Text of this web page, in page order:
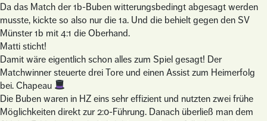
Da das Match der 1b-Buben witterungsbedingt abgesagt werden
musste, kickte so also nur die 1a. Und die behielt gegen den SV
Münster 1b mit 4:1 die Oberhand.
Matti sticht!
Damit wäre eigentlich schon alles zum Spiel gesagt! Der
Matchwinner steuerte drei Tore und einen Assist zum Heimerfolg
bei. Chapeau
Die Buben waren in HZ eins sehr effizient und nutzten zwei frühe
Möglichkeiten direkt zur 2:0-Führung. Danach überließ man dem